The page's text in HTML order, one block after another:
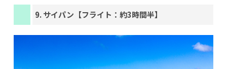
9. サイパン【フライト：約3時間半】